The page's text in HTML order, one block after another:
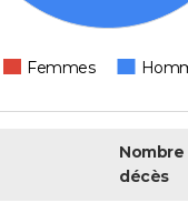
Femmes
Nombre
décès